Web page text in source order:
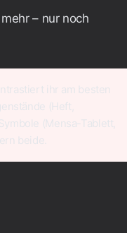
– nur noch
ihr am besten
(Heft,
(Mensa-Tablett,
beide.